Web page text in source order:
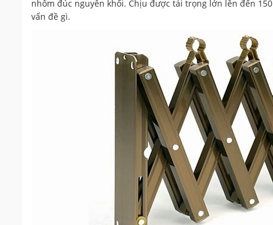
nhôm đúc nguyên khối. Chịu được tải trọng lớn lên đến
vấn đề gì.